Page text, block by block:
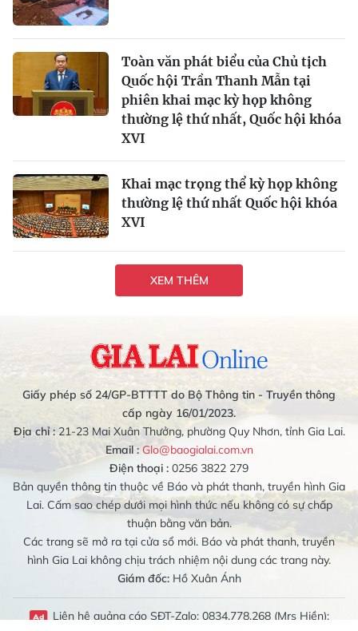
Toàn văn phát biểu của Chủ tịch
Quốc hội Trần Thanh Mẫn tại
phiên khai mạc kỳ họp không
thường lệ thứ nhất, Quốc hội khóa
XVI
Khai mạc trọng thể kỳ họp không
thường lệ thứ nhất Quốc hội khóa
XVI
XEM THÊM
Giấy phép số 24/GP-BTTTT do Bộ Thông tin - Truyền thông
cấp ngày 16/01/2023.
Địa chỉ :21-23 Mai Xuân Thưởng, phường Quy Nhơn, tỉnh Gia Lai.
Email : Glo@baogialai.com.vn
Điện thoại : 0256 3822 279
Bản quyền thông tin thuộc về Báo và phát thanh, truyền hình Gia
Lai. Cấm sao chép dưới mọi hình thức nếu không có sự chấp
thuận bằng văn bản.
Các trang sẽ mở ra tại cửa sổ mới. Báo và phát thanh, truyền
hình Gia Lai không chịu trách nhiệm nội dung các trang này.
Giám đốc:Hồ Xuân Ánh
Liên hệ quảng cáo SĐT-Zalo: 0834.778.268 (Mrs Hiền);